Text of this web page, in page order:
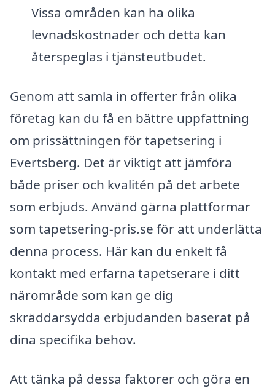
Vissa områden kan ha olika
levnadskostnader och detta kan
återspeglas i tjänsteutbudet.
Genom att samla in offerter från olika
företag kan du få en bättre uppfattning
om prissättningen för tapetsering i
Evertsberg. Det är viktigt att jämföra
både priser och kvalitén på det arbete
som erbjuds. Använd gärna plattformar
som tapetsering-pris.se för att underlätta
denna process. Här kan du enkelt få
kontakt med erfarna tapetserare i ditt
närområde som kan ge dig
skräddarsydda erbjudanden baserat på
dina specifika behov.
Att tänka på dessa faktorer och göra en